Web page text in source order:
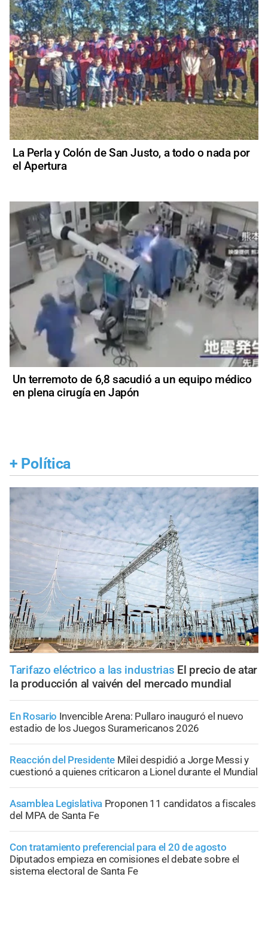
La Perla y Colón de San Justo, a todo o nada por
el Apertura
Un terremoto de 6,8 sacudió a un equipo médico
en plena cirugía en Japón
+ Política
Tarifazo eléctrico a las industrias El precio de atar
la producción al vaivén del mercado mundial
En Rosario Invencible Arena: Pullaro inauguró el nuevo
estadio de los Juegos Suramericanos 2026
Reacción del Presidente Milei despidió a Jorge Messi y
cuestionó a quienes criticaron a Lionel durante el Mundial
Asamblea Legislativa Proponen 11 candidatos a fiscales
del MPA de Santa Fe
Con tratamiento preferencial para el 20 de agosto
Diputados empieza en comisiones el debate sobre el
sistema electoral de Santa Fe